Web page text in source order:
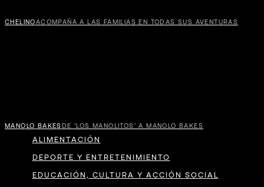
CHELINOACOMPAÑA A LAS FAMILIAS EN TODAS SUS AVENTURAS
MANOLO BAKESDE 'LOS MANOLITOS' A MANOLO BAKES
ALIMENTACIÓN
DEPORTE Y ENTRETENIMIENTO
EDUCACIÓN, CULTURA Y ACCIÓN SOCIAL